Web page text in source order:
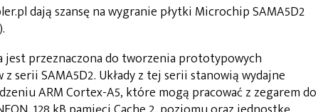
dają szansę na wygranie płytki Microchip SAMA5D2
).
jest przeznaczona do tworzenia prototypowych
SAMA5D2. Układy z tej serii stanowią wydajne
ARM Cortex-A5, które mogą pracować z zegarem do